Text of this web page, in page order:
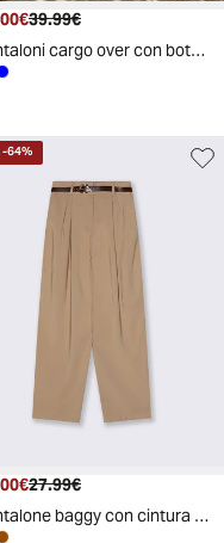
Prezzo attuale
00€ Prezzo originale
39.99€
Pantaloni cargo over con bottoni per donna - Ve.milit.
-64%
Prezzo attuale
00€ Prezzo originale
27.99€
Pantalone baggy con cintura - Cammello